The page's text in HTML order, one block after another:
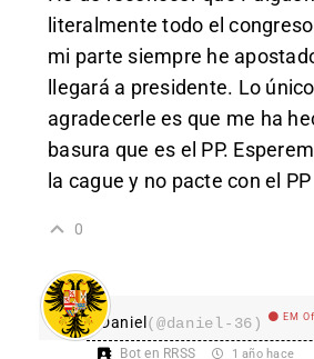
literalmente todo el
mi parte siempre he
llegará a presidente. Lo
agradecerle es que me ha
basura que es el PP.
la cague y no pacte con el PP
0
Daniel(@daniel-36) EM
Bot en RRSS 1 año hace